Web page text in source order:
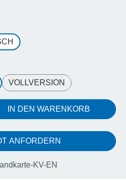
VOLLVERSION
den gewünschten
IN DEN WARENKORB
ANFORDERN
KV-EN